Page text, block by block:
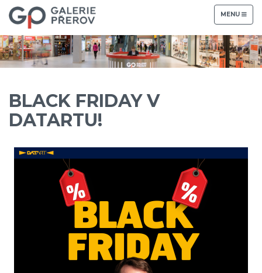
TOGGLE
NAVIGATION
MENU
BLACK FRIDAY V
DATARTU!